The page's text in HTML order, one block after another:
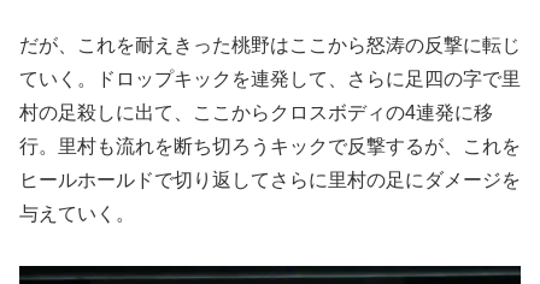
だが、これを耐えきった桃野はここから怒涛の反撃に転じ
ていく。ドロップキックを連発して、さらに足四の字で里
村の足殺しに出て、ここからクロスボディの4連発に移
行。里村も流れを断ち切ろうキックで反撃するが、これを
ヒールホールドで切り返してさらに里村の足にダメージを
与えていく。